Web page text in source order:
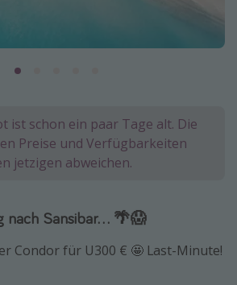
ist schon ein paar Tage alt. Die
Preise und Verfügbarkeiten
jetzigen abweichen.
nach Sansibar... 🌴😱
Condor für U300 € 🤩 Last-Minute!